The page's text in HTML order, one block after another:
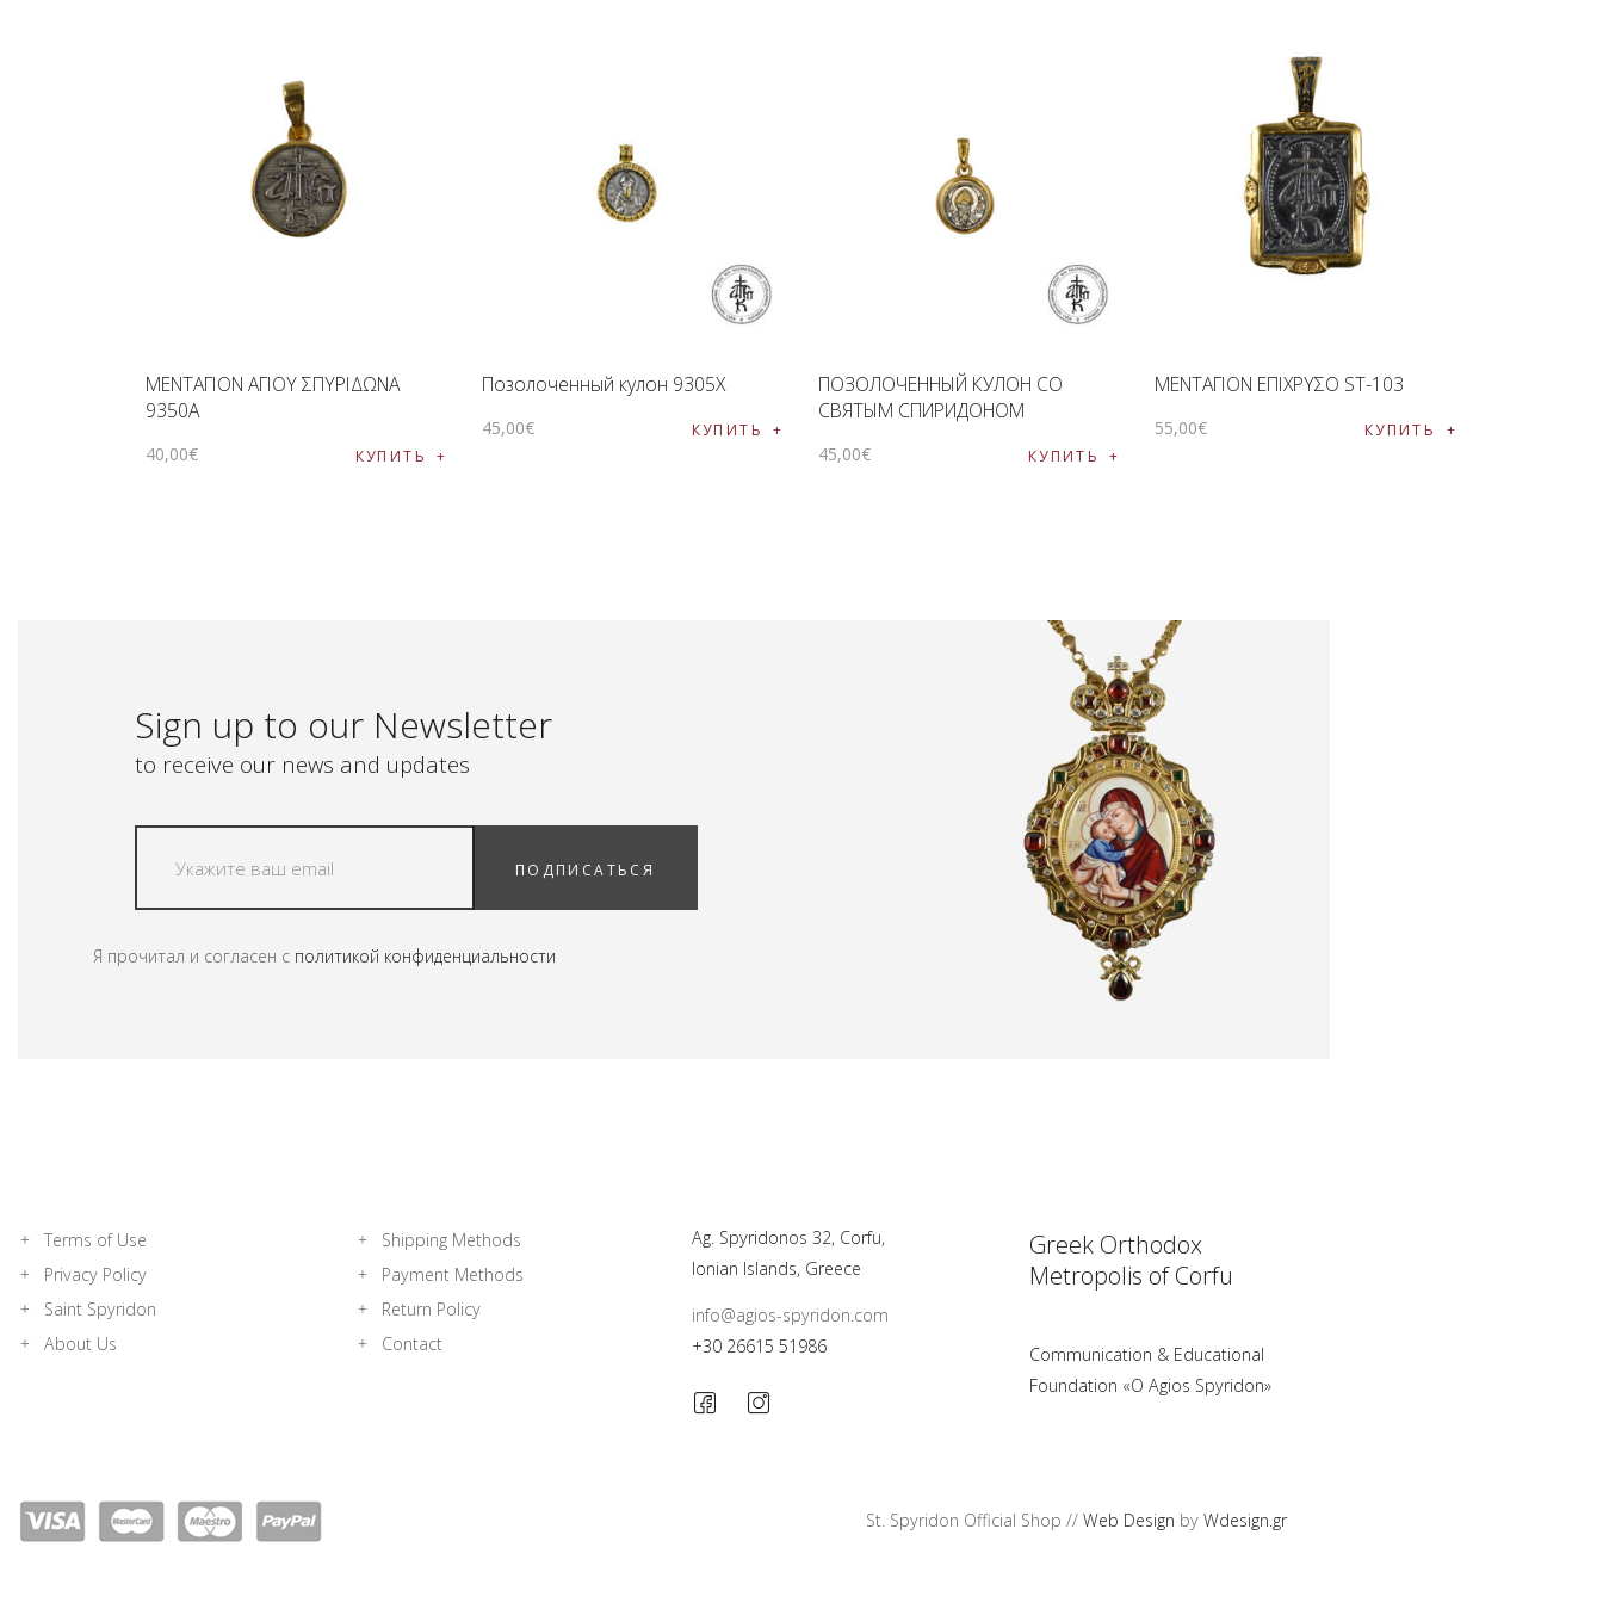
ΜΕΝΤΑΓΙΟΝ ΑΓΙΟΥ ΣΠΥΡΙΔΩΝΑ
9350Α
40,00€ КУПИТЬ
Позолоченный кулон 9305X
45,00€ КУПИТЬ
ПОЗОЛОЧЕННЫЙ КУЛОН СО
СВЯТЫМ СПИРИДОНОМ
45,00€ КУПИТЬ
ΜΕΝΤΑΓΙΟΝ ΕΠΙΧΡΥΣΟ ST-103
55,00€ КУПИТЬ
Sign up to our Newsletter
to receive our news and updates
ПОДПИСАТЬСЯ
Я прочитал и согласен с политикой конфиденциальности
Terms of Use
Privacy Policy
Saint Spyridon
About Us
Shipping Methods
Payment Methods
Return Policy
Contact
Ag. Spyridonos 32, Corfu,
Ionian Islands, Greece
info@agios-spyridon.com
+30 26615 51986
Greek Orthodox
Metropolis of Corfu
Communication & Educational
Foundation «O Agios Spyridon»
St. Spyridon Official Shop //Web Design byWdesign.gr